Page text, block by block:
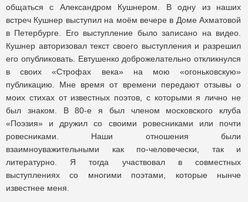
общаться с Александром Кушнером. В одну из наших
встреч Кушнер выступил на моём вечере в Доме Ахматовой
в Петербурге. Его выступление было записано на видео.
Кушнер авторизовал текст своего выступления и разрешил
его опубликовать. Евтушенко доброжелательно откликнулся
в своих «Строфах века» на мою «огоньковскую»
публикацию. Мне время от времени передают отзывы о
моих стихах от известных поэтов, с которыми я лично не
был знаком. В 80-е я был членом московского клуба
«Поэзия» и дружил со своими ровесниками или почти
ровесниками. Наши отношения были
взаимноуважительными как по-человечески, так и
литературно. Я тогда участвовал в совместных
выступлениях со многими поэтами, которые нынче
известнее меня.